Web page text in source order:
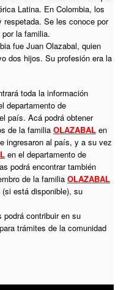
Latina. En Colombia, los
Se les conoce por
la familia.
fue Juan Olazabal, quien
dos hijos. Su profesión era la
toda la información
departamento de
país. Acá podrá obtener
de la familia OLAZABAL en
ingresaron al país, y a su vez
en el departamento de
podrá encontrar también
de la familia OLAZABAL
está disponible), su
podrá contribuir en su
trámites de la comunidad